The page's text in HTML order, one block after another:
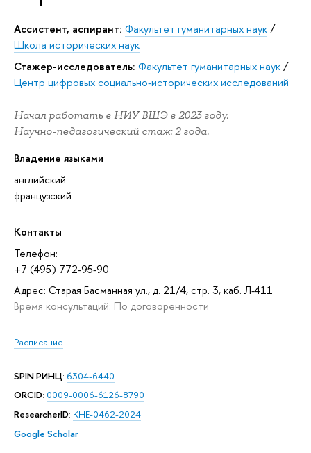
Ассистент, аспирант: Факультет гуманитарных наук/
Школа исторических наук
Стажер-исследователь: Факультет гуманитарных наук/
Центр цифровых социально-исторических исследований
Начал работать в НИУ ВШЭ в 2023 году.
Научно-педагогический стаж: 2 года.
Владение языками
английский
французский
Контакты
Телефон:
+7 (495) 772-95-90
Адрес: Старая Басманная ул., д. 21/4, стр. 3, каб. Л-411
Время консультаций: По договоренности
Расписание
SPIN РИНЦ: 6304-6440
ORCID: 0009-0006-6126-8790
ResearcherID: KHE-0462-2024
Google Scholar